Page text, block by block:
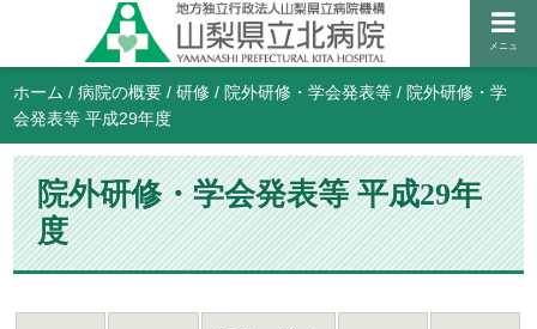
メニュ
ホーム /病院の概要 /研修 / 院外研修・学会発表等 / 院外研修・学
会発表等 平成29年度
院外研修・学会発表等 平成29年
度